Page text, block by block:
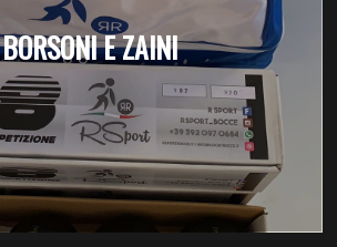
BORSONI E ZAINI